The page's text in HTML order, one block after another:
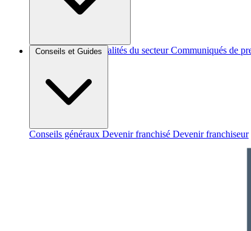
Brèves et actus Actualités du secteur Communiqués de
Conseils et Guides
Conseils généraux Devenir franchisé Devenir franchiseur